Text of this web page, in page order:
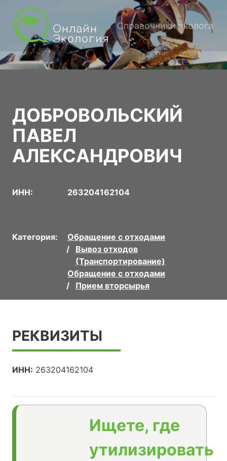
Справочники эколога
ДОБРОВОЛЬСКИЙ
ПАВЕЛ
АЛЕКСАНДРОВИЧ
ИНН: 263204162104
Категория:
Обращение с отходами
Вывоз отходов
(Транспортирование)
Обращение с отходами
Прием вторсырья
РЕКВИЗИТЫ
ИНН: 263204162104
Ищете, где
утилизировать